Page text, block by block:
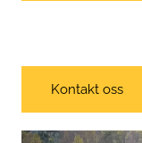
Kontakt oss